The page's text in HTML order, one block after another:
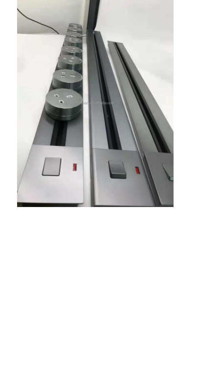
Αρχική Σελίδα
Προϊόντα
Σχετικά με εμάς
Γύρος εργοστασίων
Ποιοτικός έλεγχος